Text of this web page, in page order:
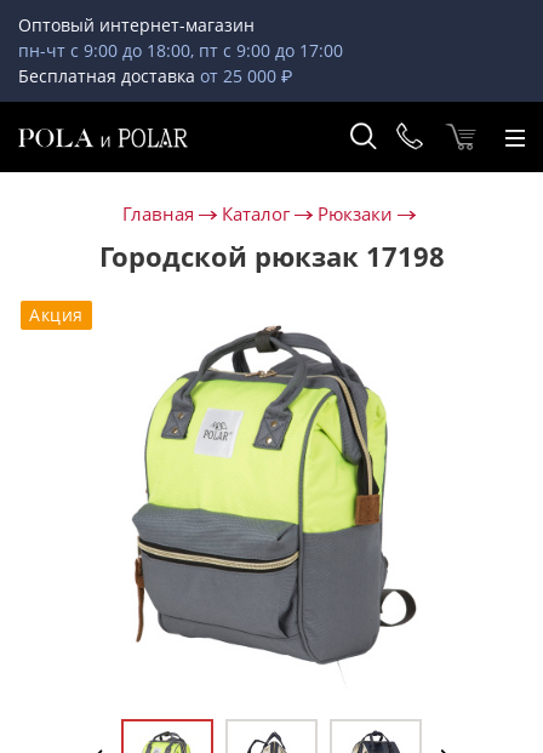
Оптовый интернет-магазин
пн-чт с 9:00 до 18:00, пт с 9:00 до 17:00
Бесплатная доставка от 25 000 ₽
Главная Каталог Рюкзаки
Городской рюкзак 17198
Акция